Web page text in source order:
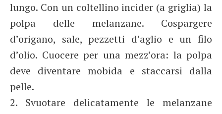
lungo. Con un coltellino incider (a griglia) la
polpa delle melanzane. Cospargere
d’origano, sale, pezzetti d’aglio e un filo
d’olio. Cuocere per una mezz’ora: la polpa
deve diventare mobida e staccarsi dalla
pelle.
2. Svuotare delicatamente le melanzane